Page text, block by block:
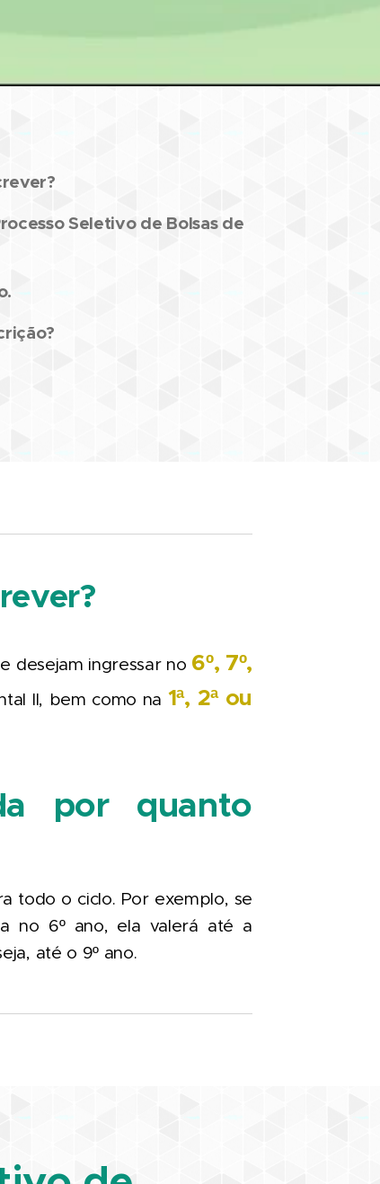
Seletivo de Bolsas de
desejam ingressar no 6º, 7º,
II, bem como na 1ª, 2ª ou
por quanto
todo o ciclo. Por exemplo, se
no 6º ano, ela valerá até a
até o 9º ano.